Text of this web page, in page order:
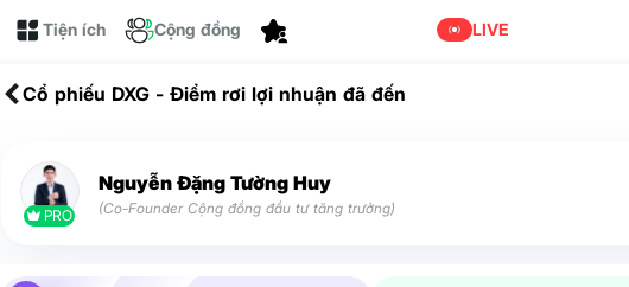
Tiện ích Cộng đồng LIVE
Cổ phiếu DXG - Điểm rơi lợi nhuận đã đến
PRO
Nguyễn Đặng Tường Huy
(Co-Founder Cộng đồng đầu tư tăng trưởng)